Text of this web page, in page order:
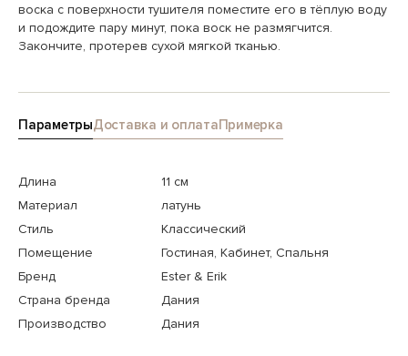
воска с поверхности тушителя поместите его в тёплую воду
и подождите пару минут, пока воск не размягчится.
Закончите, протерев сухой мягкой тканью.
ПараметрыДоставка и оплатаПримерка
Длина
11 см
Материал
латунь
Стиль
Классический
Помещение
Гостиная, Кабинет, Спальня
Бренд
Ester & Erik
Страна бренда
Дания
Производство
Дания